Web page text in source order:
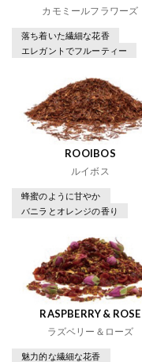
カモミールフラワーズ
落ち着いた繊細な花香
エレガントでフルーティー
ROOIBOS
ルイボス
蜂蜜のように甘やか
バニラとオレンジの香り
RASPBERRY & ROSE
ラズベリー＆ローズ
魅力的な繊細な花香